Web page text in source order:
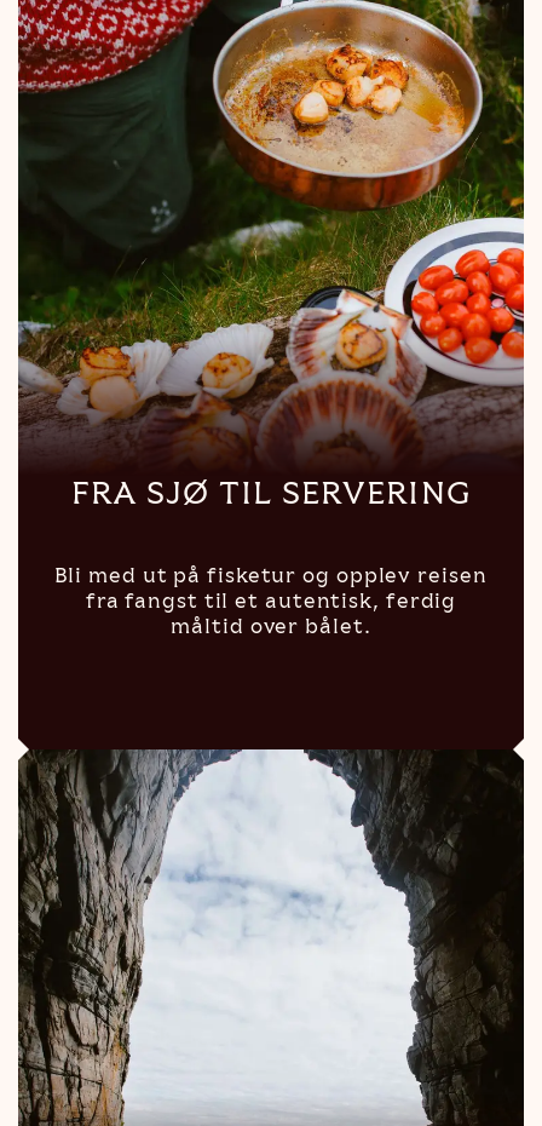
FRA SJØ TIL SERVERING
Bli med ut på fisketur og opplev reisen
fra fangst til et autentisk, ferdig
måltid over bålet.